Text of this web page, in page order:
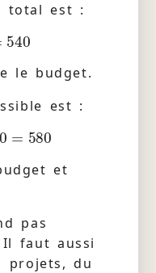
total est :
540
le budget.
est :
=580
et
pas
Il faut aussi
projets, du